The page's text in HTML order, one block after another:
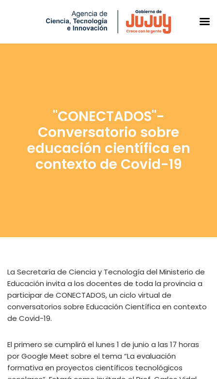
"CONECTADOS"-
Conversatorio sobre
educación científica en
contexto de Covid-19
La Secretaría de Ciencia y Tecnología del Ministerio de
Educación invita a los docentes de toda la provincia a
participar de CONECTADOS, un ciclo virtual de
conversatorios sobre Educación Científica en contexto
de Covid-19.
El primero se cumplirá el lunes 1 de junio a las 17 horas
por Google Meet sobre el tema “La evaluación
formativa en proyectos científicos tecnológicos